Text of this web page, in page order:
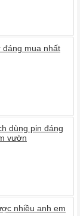
đáng mua nhất
dùng pin đáng
vườn
nhiều anh em